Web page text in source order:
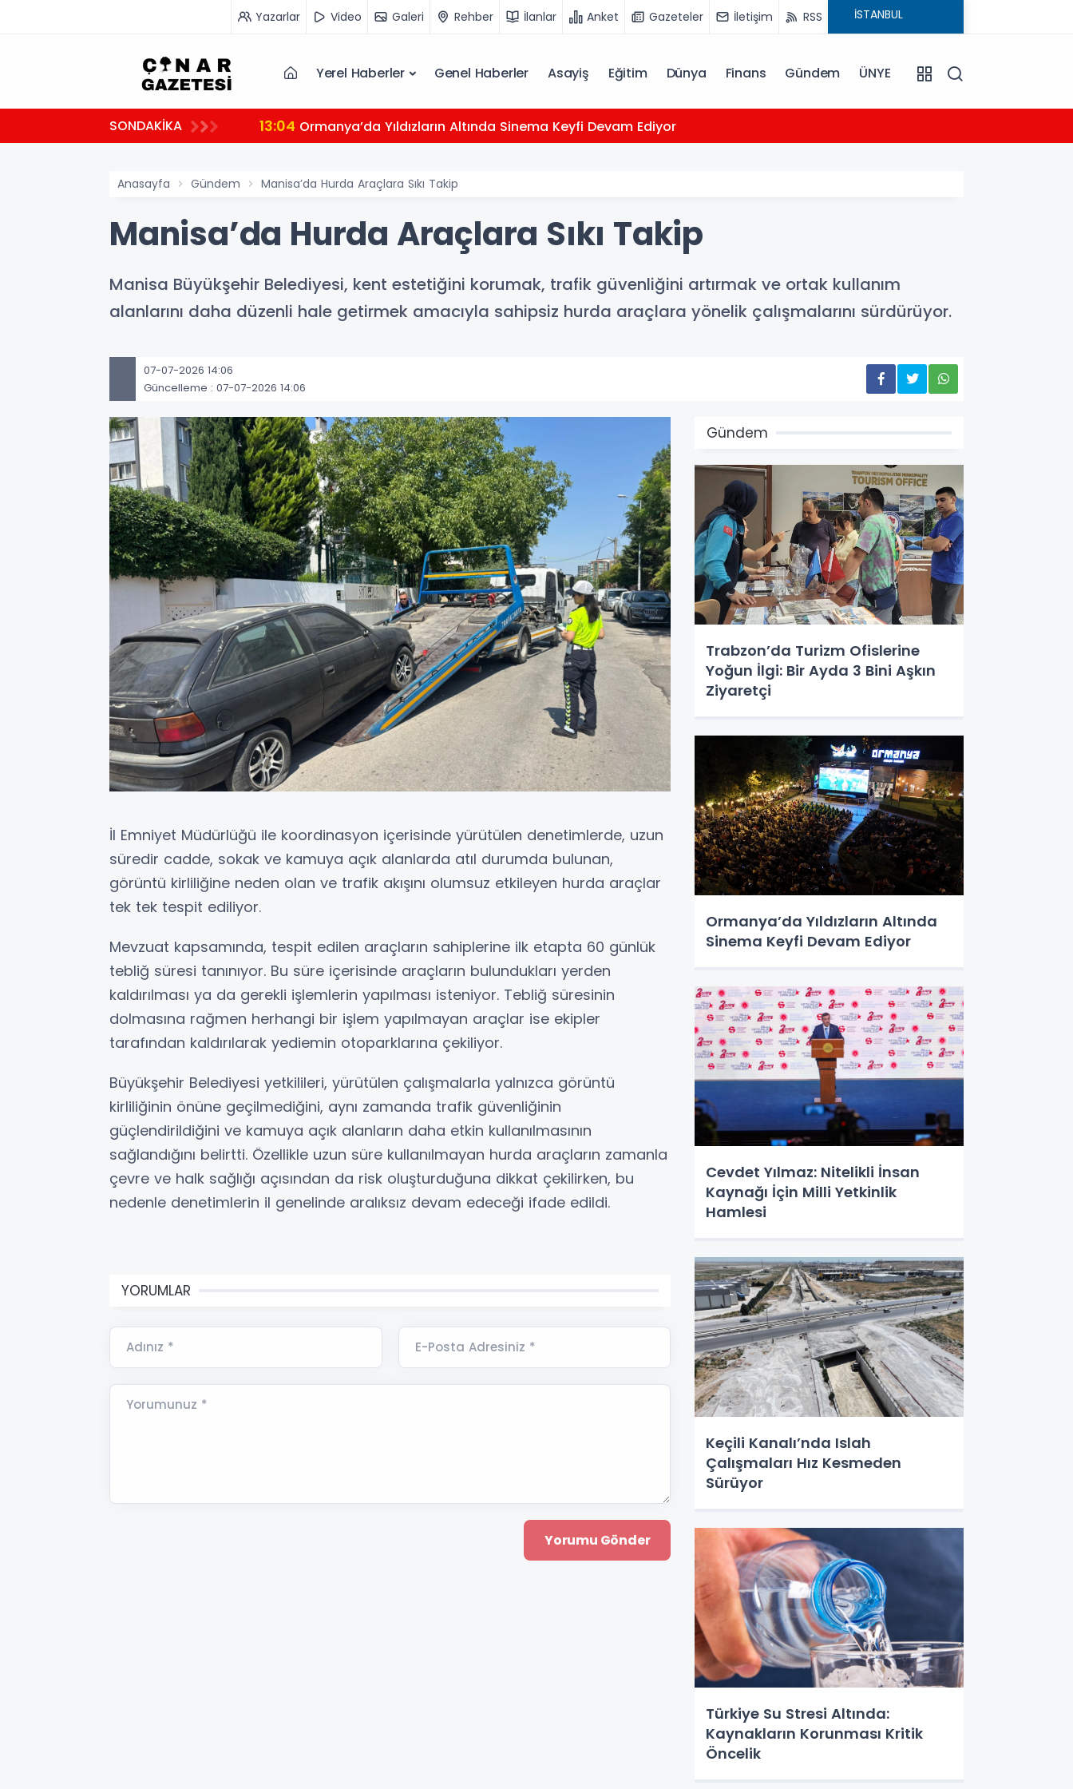
Yazarlar Video Galeri Rehber İlanlar Anket Gazeteler İletişim RSS
Yerel Haberler Genel Haberler Asayiş Eğitim Dünya Finans Gündem ÜNYE
SONDAKİKA 13:04 Ormanya’da Yıldızların Altında Sinema Keyfi Devam Ediyor
Anasayfa Gündem Manisa’da Hurda Araçlara Sıkı Takip
Manisa’da Hurda Araçlara Sıkı Takip
Manisa Büyükşehir Belediyesi, kent estetiğini korumak, trafik güvenliğini artırmak ve ortak kullanım
alanlarını daha düzenli hale getirmek amacıyla sahipsiz hurda araçlara yönelik çalışmalarını sürdürüyor.
07-07-2026 14:06
Güncelleme : 07-07-2026 14:06
İl Emniyet Müdürlüğü ile koordinasyon içerisinde yürütülen denetimlerde, uzun
süredir cadde, sokak ve kamuya açık alanlarda atıl durumda bulunan,
görüntü kirliliğine neden olan ve trafik akışını olumsuz etkileyen hurda araçlar
tek tek tespit ediliyor.
Mevzuat kapsamında, tespit edilen araçların sahiplerine ilk etapta 60 günlük
tebliğ süresi tanınıyor. Bu süre içerisinde araçların bulundukları yerden
kaldırılması ya da gerekli işlemlerin yapılması isteniyor. Tebliğ süresinin
dolmasına rağmen herhangi bir işlem yapılmayan araçlar ise ekipler
tarafından kaldırılarak yediemin otoparklarına çekiliyor.
Büyükşehir Belediyesi yetkilileri, yürütülen çalışmalarla yalnızca görüntü
kirliliğinin önüne geçilmediğini, aynı zamanda trafik güvenliğinin
güçlendirildiğini ve kamuya açık alanların daha etkin kullanılmasının
sağlandığını belirtti. Özellikle uzun süre kullanılmayan hurda araçların zamanla
çevre ve halk sağlığı açısından da risk oluşturduğuna dikkat çekilirken, bu
nedenle denetimlerin il genelinde aralıksız devam edeceği ifade edildi.
YORUMLAR
Adınız * E-Posta Adresiniz *
Yorumunuz *
Gündem
Trabzon’da Turizm Ofislerine
Yoğun İlgi: Bir Ayda 3 Bini Aşkın
Ziyaretçi
Ormanya’da Yıldızların Altında
Sinema Keyfi Devam Ediyor
Cevdet Yılmaz: Nitelikli İnsan
Kaynağı İçin Milli Yetkinlik
Hamlesi
Keçili Kanalı’nda Islah
Çalışmaları Hız Kesmeden
Sürüyor
Türkiye Su Stresi Altında:
Kaynakların Korunması Kritik
Öncelik